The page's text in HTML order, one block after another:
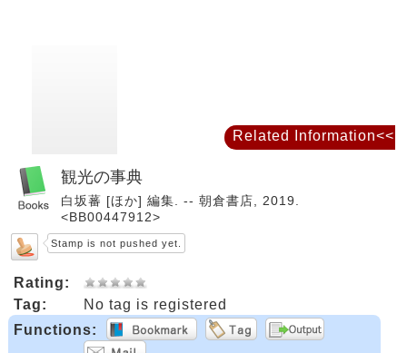
観光の事典
白坂蕃 [ほか] 編集. -- 朝倉書店, 2019.
<BB00447912>
Stamp is not pushed yet.
Rating:
Tag:
No tag is registered
Functions:
Related Information<<